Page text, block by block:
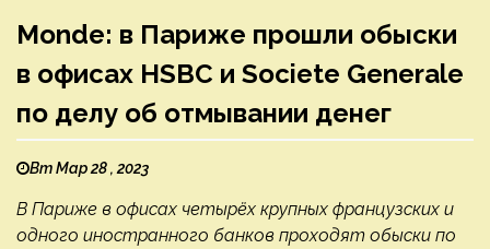
Monde: в Париже прошли обыски
в офисах HSBC и Societe Generale
по делу об отмывании денег
Вт Мар 28 , 2023
В Париже в офисах четырёх крупных французских и
одного иностранного банков проходят обыски по